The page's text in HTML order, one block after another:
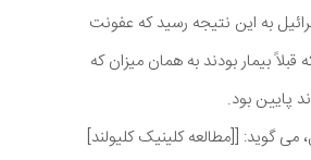
به این نتیجه رسید که عفونت
قبلاً بیمار بودند به همان میزان که
پایین بود.
می گوید: [[مطالعه کلینیک کلیولند]